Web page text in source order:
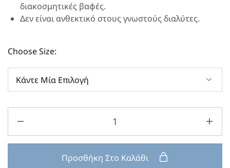
διακοσμητικές βαφές.
Δεν είναι ανθεκτικό στους γνωστούς διαλύτες.
Choose Size:
Προσθήκη Στο Καλάθι